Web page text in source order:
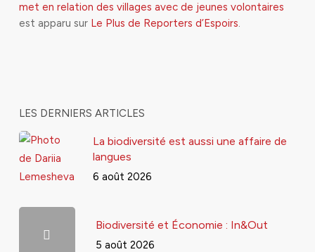
met en relation des villages avec de jeunes volontaires
est apparu sur Le Plus de Reporters d’Espoirs.
LES DERNIERS ARTICLES
La biodiversité est aussi une affaire de
langues
6 août 2026
Biodiversité et Économie : In&Out
5 août 2026